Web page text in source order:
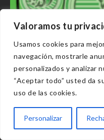
Valoramos tu
Usamos cookies para
navegación, mostrarle
personalizados y analizar
“Aceptar todo” usted da
uso de las cookies.
Personalizar
c.d.Arguineguín &